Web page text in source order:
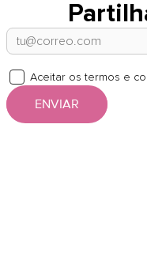
Aceitar os termos e
ENVIAR